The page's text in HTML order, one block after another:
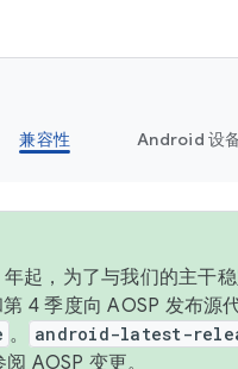
兼容性 Android 设
起，为了与我们的主干
4 季度向 AOSP 发布源
。 android-latest-
阅 AOSP 变更。